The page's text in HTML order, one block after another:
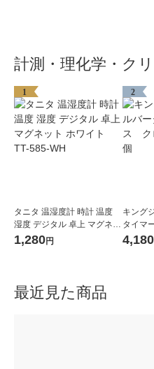
計測・理化学・ク
1
タニタ 温湿度計 時計 温度
湿度 デジタル 卓上 マグネッ
ト ホワイト TT-585-WH
1,280円
2
キング
タイマ
T20ー
4,180
最近見た商品